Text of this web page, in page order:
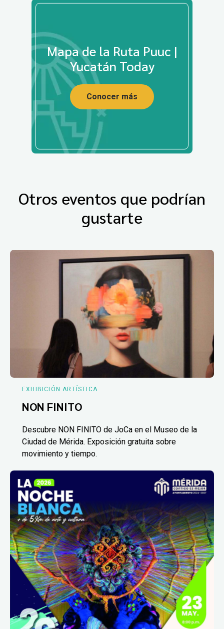
Mapa de la Ruta Puuc |
Yucatán Today
Conocer más
Otros eventos que podrían
gustarte
EXHIBICIÓN ARTÍSTICA
NON FINITO
Descubre NON FINITO de JoCa en el Museo de la
Ciudad de Mérida. Exposición gratuita sobre
movimiento y tiempo.